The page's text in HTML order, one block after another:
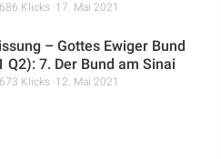
686 Klicks 17. Mai 2021
– Gottes Ewiger Bund
Q2): 7. Der Bund am Sinai
673 Klicks 12. Mai 2021